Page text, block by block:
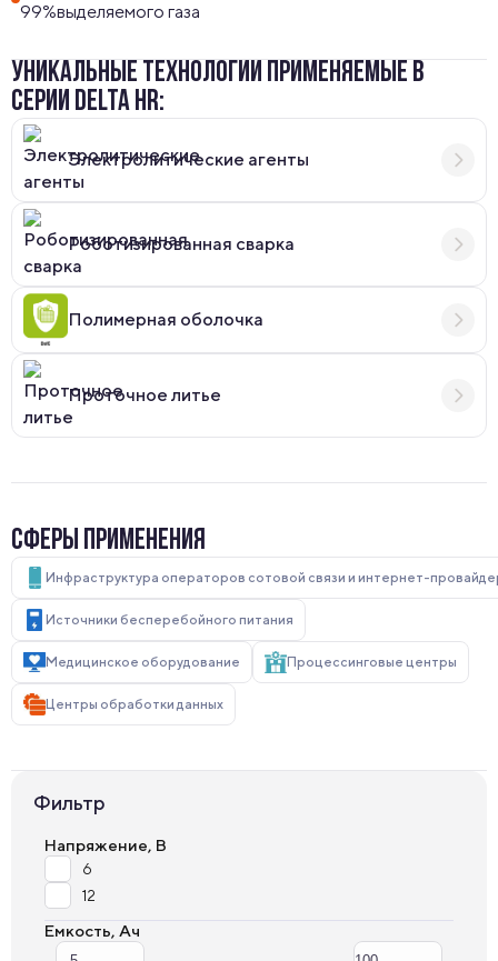
99%выделяемого газа
УНИКАЛЬНЫЕ ТЕХНОЛОГИИ ПРИМЕНЯЕМЫЕ В
СЕРИИ DELTA HR:
Электролитические агенты
Роботизированная сварка
Полимерная оболочка
Проточное литье
СФЕРЫ ПРИМЕНЕНИЯ
Инфраструктура операторов сотовой связи и интернет-
Источники бесперебойного питания
Медицинское оборудование Процессинговые центры
Центры обработки данных
Фильтр
Напряжение, В
6
12
Емкость, Ач